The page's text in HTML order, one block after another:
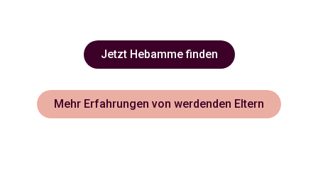
Jetzt Hebamme finden
Mehr Erfahrungen von werdenden Eltern